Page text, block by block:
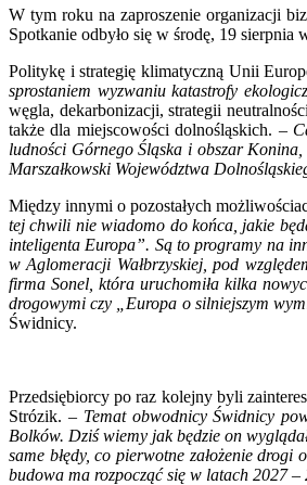
W tym roku na zaproszenie organizacji
Spotkanie odbyło się w środę, 19
Politykę i strategię klimatyczną Unii
sprostaniem wyzwaniu katastrofy
węgla, dekarbonizacji, strategii
także dla miejscowości dolnośląskich. –
ludności Górnego Śląska i obszar
Marszałkowski Województwa
Między innymi o pozostałych
tej chwili nie wiadomo do końca, jakie
inteligenta Europa”. Są to programy na
w Aglomeracji Wałbrzyskiej, pod
firma Sonel, która uruchomiła kilka
drogowymi czy „Europa o silniejszym
Świdnicy.
Przedsiębiorcy po raz kolejny byli
Strózik. – Temat obwodnicy Świdnicy
Bolków. Dziś wiemy jak będzie on
same błędy, co pierwotne założenie
budowa ma rozpocząć się w latach 2027 –